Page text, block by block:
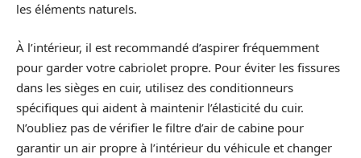
les éléments naturels.
À l’intérieur, il est recommandé d’aspirer fréquemment
pour garder votre cabriolet propre. Pour éviter les fissures
dans les sièges en cuir, utilisez des conditionneurs
spécifiques qui aident à maintenir l’élasticité du cuir.
N’oubliez pas de vérifier le filtre d’air de cabine pour
garantir un air propre à l’intérieur du véhicule et changer